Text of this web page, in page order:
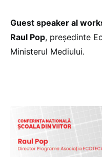
Guest speaker al
Raul Pop, președinte
Ministerul Mediului.